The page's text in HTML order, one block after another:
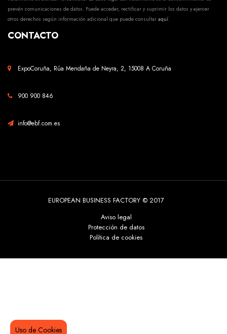
prevén comunicaciones de datos. Puede acceder, rectificar y suprimir los datos y ejercer
otros derechos según información adicional que puede consultar aquí.
CONTACTO
ExpoCoruña, Rúa Mendaña de Neyra, 2, 15008 A Coruña
900 900 846
info@ebf.com.es
EUROPEAN BUSINESS FACTORY © 2017
Aviso legal
Protección de datos
Política de cookies
Uso de Cookies